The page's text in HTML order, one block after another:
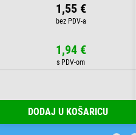
1,55 €
1,94 €
DODAJ U KOŠARICU